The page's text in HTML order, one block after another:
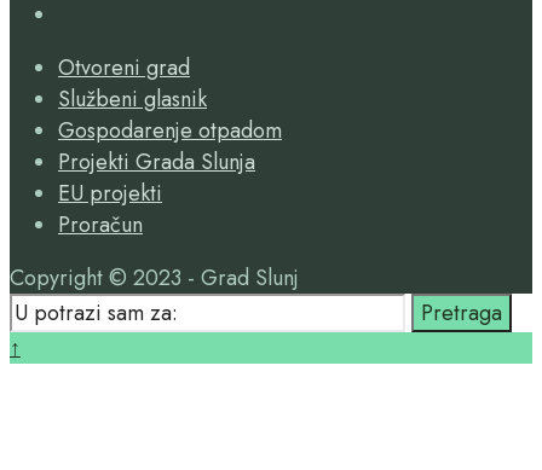
Window
Otvoreni grad
Službeni glasnik
Gospodarenje otpadom
Projekti Grada Slunja
EU projekti
Proračun
Copyright © 2023 - Grad Slunj
Search
for:
Pretraga
Close
↑